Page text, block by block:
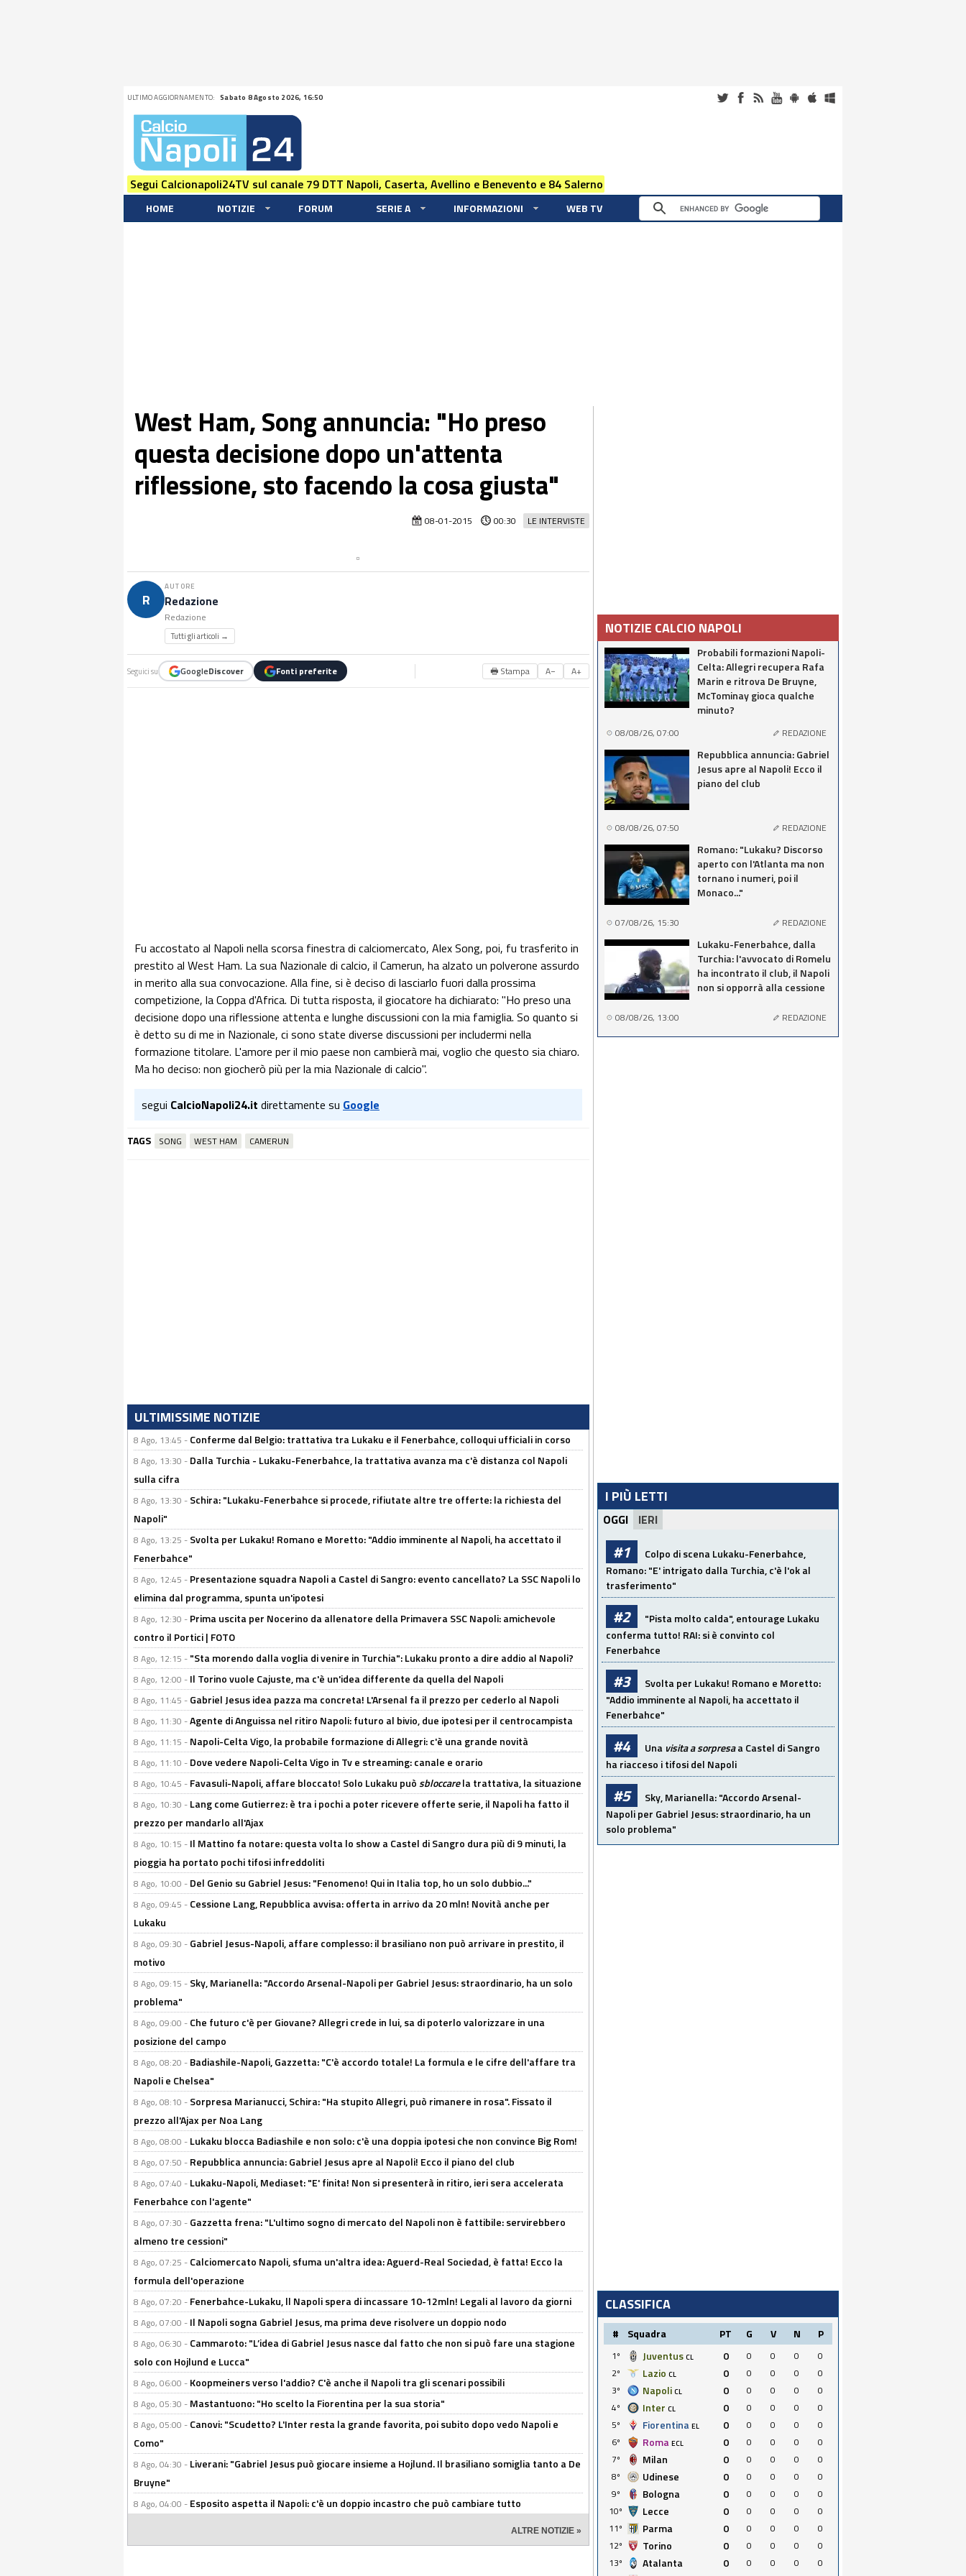
ULTIMO AGGIORNAMENTO: Sabato 8 Agosto 2026, 16:50
Segui Calcionapoli24TV sul canale 79 DTT Napoli, Caserta, Avellino e Benevento e 84 Salerno
HOME NOTIZIE FORUM SERIE A INFORMAZIONI WEB TV
West Ham, Song annuncia: "Ho preso
questa decisione dopo un'attenta
riflessione, sto facendo la cosa giusta"
LE INTERVISTE
08-01-2015 00:30
R
AUTORE
Redazione
Redazione
Tutti gli articoli →
Seguici su GoogleDiscover Fonti preferite 🖶 Stampa A− A+
Fu accostato al Napoli nella scorsa finestra di calciomercato, Alex Song, poi, fu trasferito in
prestito al West Ham. La sua Nazionale di calcio, il Camerun, ha alzato un polverone assurdo
in merito alla sua convocazione. Alla fine, si è deciso di lasciarlo fuori dalla prossima
competizione, la Coppa d'Africa. Di tutta risposta, il giocatore ha dichiarato: "Ho preso una
decisione dopo una riflessione attenta e lunghe discussioni con la mia famiglia. So quanto si
è detto su di me in Nazionale, ci sono state diverse discussioni per includermi nella
formazione titolare. L'amore per il mio paese non cambierà mai, voglio che questo sia chiaro.
Ma ho deciso: non giocherò più per la mia Nazionale di calcio".
segui CalcioNapoli24.it direttamente su Google
TAGS SONG WEST HAM CAMERUN
ULTIMISSIME NOTIZIE
8 Ago, 13:45 - Conferme dal Belgio: trattativa tra Lukaku e il Fenerbahce, colloqui ufficiali in corso
8 Ago, 13:30 - Dalla Turchia - Lukaku-Fenerbahce, la trattativa avanza ma c'è distanza col Napoli
sulla cifra
8 Ago, 13:30 - Schira: "Lukaku-Fenerbahce si procede, rifiutate altre tre offerte: la richiesta del
Napoli"
8 Ago, 13:25 - Svolta per Lukaku! Romano e Moretto: "Addio imminente al Napoli, ha accettato il
Fenerbahce"
8 Ago, 12:45 - Presentazione squadra Napoli a Castel di Sangro: evento cancellato? La SSC Napoli lo
elimina dal programma, spunta un'ipotesi
8 Ago, 12:30 - Prima uscita per Nocerino da allenatore della Primavera SSC Napoli: amichevole
contro il Portici | FOTO
8 Ago, 12:15 - "Sta morendo dalla voglia di venire in Turchia": Lukaku pronto a dire addio al Napoli?
8 Ago, 12:00 - Il Torino vuole Cajuste, ma c'è un'idea differente da quella del Napoli
8 Ago, 11:45 - Gabriel Jesus idea pazza ma concreta! L'Arsenal fa il prezzo per cederlo al Napoli
8 Ago, 11:30 -Agente di Anguissa nel ritiro Napoli: futuro al bivio, due ipotesi per il centrocampista
8 Ago, 11:15 - Napoli-Celta Vigo, la probabile formazione di Allegri: c'è una grande novità
8 Ago, 11:10 - Dove vedere Napoli-Celta Vigo in Tv e streaming: canale e orario
8 Ago, 10:45 - Favasuli-Napoli, affare bloccato! Solo Lukaku puòsbloccarela trattativa, la situazione
8 Ago, 10:30 - Lang come Gutierrez: è tra i pochi a poter ricevere offerte serie, il Napoli ha fatto il
prezzo per mandarlo all'Ajax
8 Ago, 10:15 - Il Mattino fa notare: questa volta lo show a Castel di Sangro dura più di 9 minuti, la
pioggia ha portato pochi tifosi infreddoliti
8 Ago, 10:00 - Del Genio su Gabriel Jesus: "Fenomeno! Qui in Italia top, ho un solo dubbio..."
8 Ago, 09:45 - Cessione Lang, Repubblica avvisa: offerta in arrivo da 20 mln! Novità anche per
Lukaku
8 Ago, 09:30 - Gabriel Jesus-Napoli, affare complesso: il brasiliano non può arrivare in prestito, il
motivo
8 Ago, 09:15 - Sky, Marianella: "Accordo Arsenal-Napoli per Gabriel Jesus: straordinario, ha un solo
problema"
8 Ago, 09:00 - Che futuro c'è per Giovane? Allegri crede in lui, sa di poterlo valorizzare in una
posizione del campo
8 Ago, 08:20 - Badiashile-Napoli, Gazzetta: "C'è accordo totale! La formula e le cifre dell'affare tra
Napoli e Chelsea"
8 Ago, 08:10 - Sorpresa Marianucci, Schira: "Ha stupito Allegri, può rimanere in rosa". Fissato il
prezzo all'Ajax per Noa Lang
8 Ago, 08:00 - Lukaku blocca Badiashile e non solo: c'è una doppia ipotesi che non convince Big Rom!
8 Ago, 07:50 - Repubblica annuncia: Gabriel Jesus apre al Napoli! Ecco il piano del club
8 Ago, 07:40 - Lukaku-Napoli, Mediaset: "E' finita! Non si presenterà in ritiro, ieri sera accelerata
Fenerbahce con l'agente"
8 Ago, 07:30 - Gazzetta frena: "L'ultimo sogno di mercato del Napoli non è fattibile: servirebbero
almeno tre cessioni"
8 Ago, 07:25 - Calciomercato Napoli, sfuma un'altra idea: Aguerd-Real Sociedad, è fatta! Ecco la
formula dell'operazione
8 Ago, 07:20 - Fenerbahce-Lukaku, ll Napoli spera di incassare 10-12mln! Legali al lavoro da giorni
8 Ago, 07:00 - Il Napoli sogna Gabriel Jesus, ma prima deve risolvere un doppio nodo
8 Ago, 06:30 - Cammaroto: "L’idea di Gabriel Jesus nasce dal fatto che non si può fare una stagione
solo con Hojlund e Lucca"
8 Ago, 06:00 - Koopmeiners verso l'addio? C'è anche il Napoli tra gli scenari possibili
8 Ago, 05:30 - Mastantuono: "Ho scelto la Fiorentina per la sua storia"
8 Ago, 05:00 - Canovi: "Scudetto? L'Inter resta la grande favorita, poi subito dopo vedo Napoli e
Como"
8 Ago, 04:30 - Liverani: "Gabriel Jesus può giocare insieme a Hojlund. Il brasiliano somiglia tanto a De
Bruyne"
8 Ago, 04:00 - Esposito aspetta il Napoli: c'è un doppio incastro che può cambiare tutto
ALTRE NOTIZIE »
NOTIZIE CALCIO NAPOLI
Probabili formazioni Napoli-
Celta: Allegri recupera Rafa
Marin e ritrova De Bruyne,
McTominay gioca qualche
minuto?
08/08/26, 07:00 REDAZIONE
Repubblica annuncia: Gabriel
Jesus apre al Napoli! Ecco il
piano del club
08/08/26, 07:50 REDAZIONE
Romano: "Lukaku? Discorso
aperto con l'Atlanta ma non
tornano i numeri, poi il
Monaco..."
07/08/26, 15:30 REDAZIONE
Lukaku-Fenerbahce, dalla
Turchia: l'avvocato di Romelu
ha incontrato il club, il Napoli
non si opporrà alla cessione
08/08/26, 13:00 REDAZIONE
I PIÙ LETTI
OGGI IERI
#1
Colpo di scena Lukaku-Fenerbahce,
Romano: "E' intrigato dalla Turchia, c'è l'ok al
trasferimento"
#2
"Pista molto calda", entourage Lukaku
conferma tutto! RAI: si è convinto col
Fenerbahce
#3
Svolta per Lukaku! Romano e Moretto:
"Addio imminente al Napoli, ha accettato il
Fenerbahce"
#4 Una visita a sorpresaa Castel di Sangro
ha riacceso i tifosi del Napoli
#5
Sky, Marianella: "Accordo Arsenal-
Napoli per Gabriel Jesus: straordinario, ha un
solo problema"
CLASSIFICA
# Squadra PT G V N P
1º Juventus CL 0 0 0 0
0
2º
Lazio CL 0 0 0 0
0
3º
Napoli CL 0 0 0 0
0
4º
Inter CL 0 0 0 0
0
5º
Fiorentina EL 0 0 0 0
0
6º
Roma ECL 0 0 0 0
0
7º
Milan 0 0 0 0
0
8º
Udinese 0 0 0 0
0
9º
Bologna 0 0 0 0
0
10º
Lecce 0 0 0 0
0
11º
Parma 0 0 0 0
0
12º
Torino 0 0 0 0
0
13º
Atalanta 0 0 0 0
0